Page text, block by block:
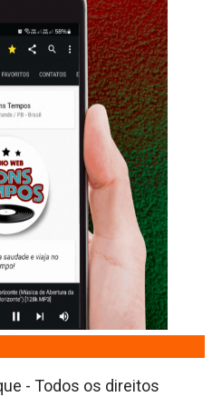
- Todos os direitos